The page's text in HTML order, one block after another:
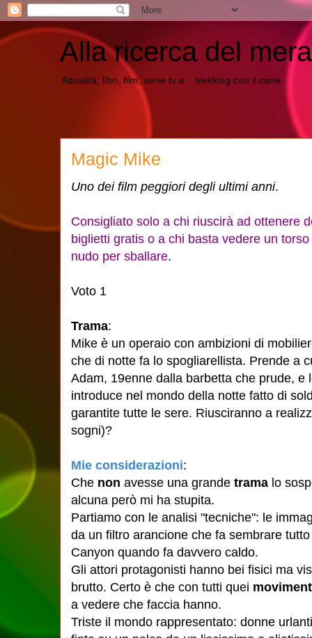
Alla ricerca del
Attualità, libri, film, serie tv e... trekking con il cane
Magic Mike
Uno dei film peggiori degli ultimi anni.
Consigliato solo a chi riuscirà ad ottenere
biglietti gratis o a chi basta vedere un torso
nudo per sballare.
Voto 1
Trama:
Mike è un operaio con ambizioni di
che di notte fa lo spogliarellista. Prende a
Adam, 19enne dalla barbetta che prude, e
introduce nel mondo della notte fatto di
garantite tutte le sere. Riusciranno a
sogni)?
Mie considerazioni:
Che non avesse una grande trama lo
alcuna però mi ha stupita.
Partiamo con le analisi "tecniche": le
da un filtro arancione che fa sembrare
Canyon quando fa davvero caldo.
Gli attori protagonisti hanno bei fisici ma
brutto. Certo è che con tutti quei
a vedere che faccia hanno.
Triste il mondo rappresentato: donne